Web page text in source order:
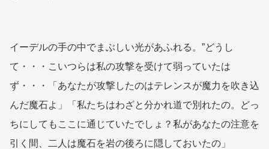
イーデルの手の中でまぶしい光があふれる。”どうし
て・・・こいつらは私の攻撃を受けて弱っていたは
ず・・・「あなたが攻撃したのはテレンスが魔力を吹き込
んだ魔石よ」「私たちはわざと分かれ道で別れたの。どっ
ちにしてもここに通じていたでしょ？私があなたの注意を
引く間、二人は魔石を岩の後ろに隠しておいたの」